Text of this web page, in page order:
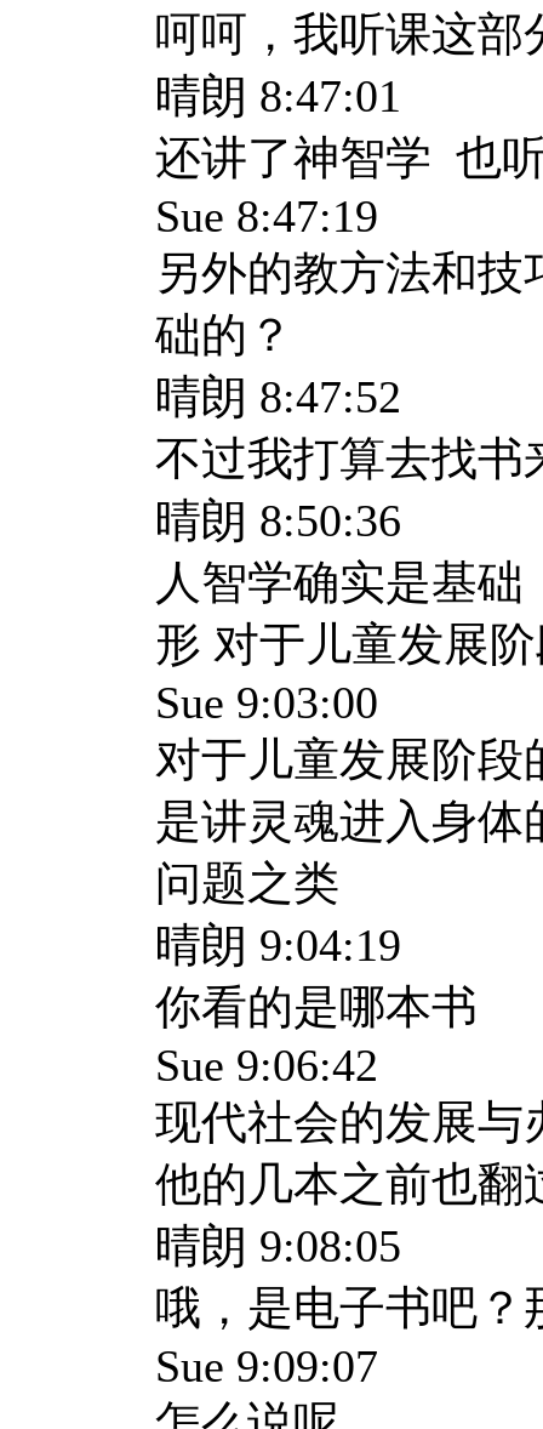
呵呵，我听课这部
晴朗 8:47:01
还讲了神智学 也
Sue 8:47:19
另外的教方法和
础的？
晴朗 8:47:52
不过我打算去找书
晴朗 8:50:36
人智学确实是基
形 对于儿童发展
Sue 9:03:00
对于儿童发展阶
是讲灵魂进入身
问题之类
晴朗 9:04:19
你看的是哪本书
Sue 9:06:42
现代社会的发展与
他的几本之前也翻
晴朗 9:08:05
哦，是电子书吧？
Sue 9:09:07